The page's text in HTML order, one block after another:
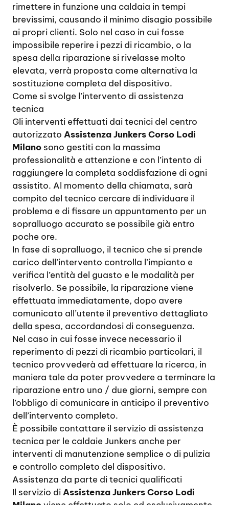
rimettere in funzione una caldaia in tempi
brevissimi, causando il minimo disagio possibile
ai propri clienti. Solo nel caso in cui fosse
impossibile reperire i pezzi di ricambio, o la
spesa della riparazione si rivelasse molto
elevata, verrà proposta come alternativa la
sostituzione completa del dispositivo.
Come si svolge l’intervento di assistenza
tecnica
Gli interventi effettuati dai tecnici del centro
autorizzato Assistenza Junkers Corso Lodi
Milano sono gestiti con la massima
professionalità e attenzione e con l’intento di
raggiungere la completa soddisfazione di ogni
assistito. Al momento della chiamata, sarà
compito del tecnico cercare di individuare il
problema e di fissare un appuntamento per un
sopralluogo accurato se possibile già entro
poche ore.
In fase di sopralluogo, il tecnico che si prende
carico dell’intervento controlla l’impianto e
verifica l’entità del guasto e le modalità per
risolverlo. Se possibile, la riparazione viene
effettuata immediatamente, dopo avere
comunicato all’utente il preventivo dettagliato
della spesa, accordandosi di conseguenza.
Nel caso in cui fosse invece necessario il
reperimento di pezzi di ricambio particolari, il
tecnico provvederà ad effettuare la ricerca, in
maniera tale da poter provvedere a terminare la
riparazione entro uno / due giorni, sempre con
l’obbligo di comunicare in anticipo il preventivo
dell’intervento completo.
È possibile contattare il servizio di assistenza
tecnica per le caldaie Junkers anche per
interventi di manutenzione semplice o di pulizia
e controllo completo del dispositivo.
Assistenza da parte di tecnici qualificati
Il servizio diAssistenza Junkers Corso Lodi